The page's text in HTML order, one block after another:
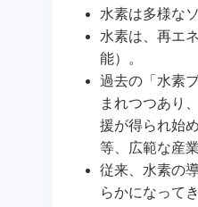
水素は多様な
水素は、再エ
能）。
過去の「水素
まれつつあり
援が得られ始
等、広範な産
従来、水素の
らかになってき